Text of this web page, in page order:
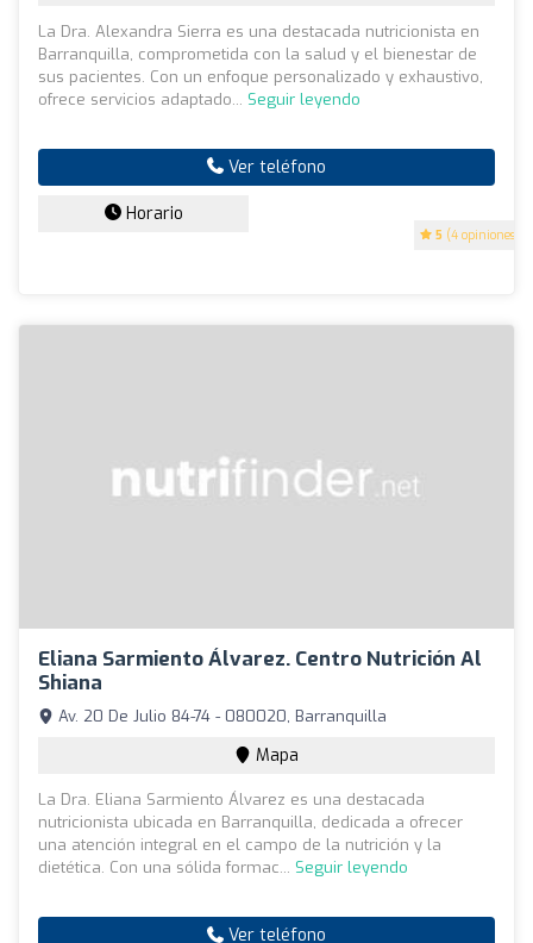
5 (4 opiniones)
La Dra. Alexandra Sierra es una destacada nutricionista en
Barranquilla, comprometida con la salud y el bienestar de
sus pacientes. Con un enfoque personalizado y exhaustivo,
ofrece servicios adaptado... Seguir leyendo
Ver teléfono
Horario
Eliana Sarmiento Álvarez. Centro Nutrición Al
Shiana
Av. 20 De Julio 84-74 - 080020, Barranquilla
Mapa
La Dra. Eliana Sarmiento Álvarez es una destacada
nutricionista ubicada en Barranquilla, dedicada a ofrecer
una atención integral en el campo de la nutrición y la
dietética. Con una sólida formac... Seguir leyendo
Ver teléfono